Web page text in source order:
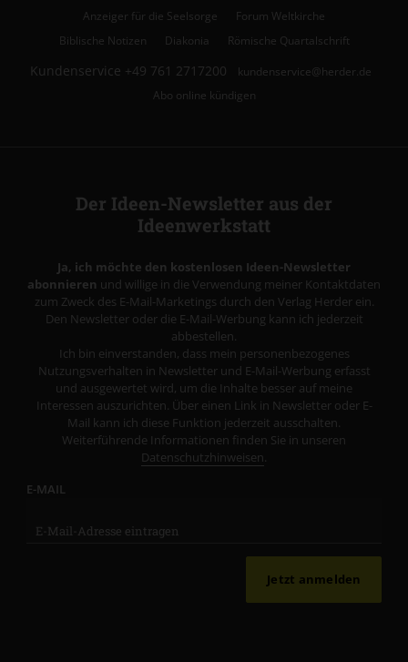
Anzeiger für die Seelsorge
Forum Weltkirche
Biblische Notizen
Diakonia Römische Quartalschrift
Kundenservice +49 761 2717200
kundenservice@herder.de
Abo online kündigen
Der Ideen-Newsletter aus der
Ideenwerkstatt
Ja, ich möchte den kostenlosen Ideen-Newsletter
abonnieren und willige in die Verwendung meiner Kontaktdaten
zum Zweck des E-Mail-Marketings durch den Verlag Herder ein.
Den Newsletter oder die E-Mail-Werbung kann ich jederzeit
abbestellen.
Ich bin einverstanden, dass mein personenbezogenes
Nutzungsverhalten in Newsletter und E-Mail-Werbung erfasst
und ausgewertet wird, um die Inhalte besser auf meine
Interessen auszurichten. Über einen Link in Newsletter oder E-
Mail kann ich diese Funktion jederzeit ausschalten.
Weiterführende Informationen finden Sie in unseren
Datenschutzhinweisen.
E-MAIL
Jetzt anmelden